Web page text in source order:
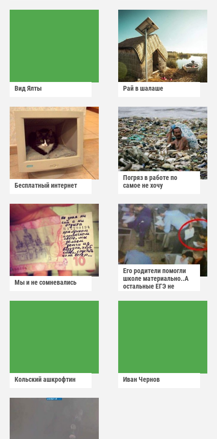
Вид Ялты Рай в шалаше
Бесплатный интернет
Погряз в работе по
самое не хочу
Мы и не сомневались
Его родители помогли
школе материально..А
остальные ЕГЭ не
Кольский ашкрофтин Иван Чернов